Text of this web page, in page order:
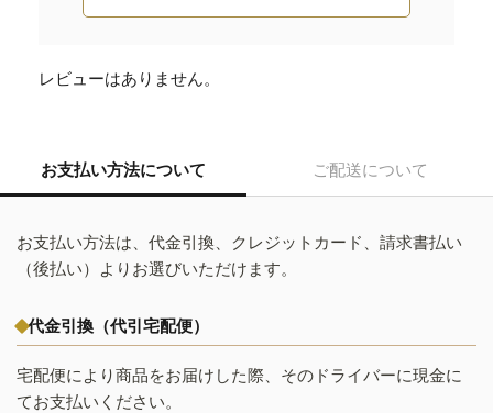
レビューはありません。
お支払い方法について ご配送について
お支払い方法は、代金引換、クレジットカード、請求書払い
（後払い）よりお選びいただけます。
代金引換（代引宅配便）
宅配便により商品をお届けした際、そのドライバーに現金に
てお支払いください。